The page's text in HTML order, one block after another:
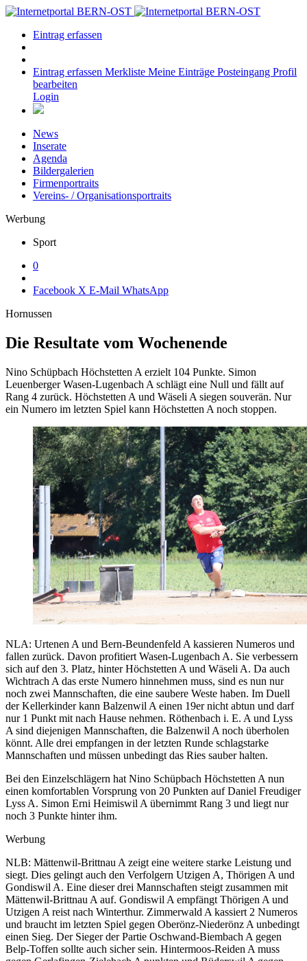
Eintrag erfassen
Eintrag erfassen Merkliste Meine Einträge Posteingang Profil
bearbeiten
Login
News
Inserate
Agenda
Bildergalerien
Firmenportraits
Vereins- / Organisationsportraits
Werbung
Sport
0
Facebook X E-Mail WhatsApp
Hornussen
Die Resultate vom Wochenende
Nino Schüpbach Höchstetten A erzielt 104 Punkte. Simon
Leuenberger Wasen-Lugenbach A schlägt eine Null und fällt auf
Rang 4 zurück. Höchstetten A und Wäseli A siegen souverän. Nur
ein Numero im letzten Spiel kann Höchstetten A noch stoppen.
NLA: Urtenen A und Bern-Beundenfeld A kassieren Numeros und
fallen zurück. Davon profitiert Wasen-Lugenbach A. Sie verbessern
sich auf den 3. Platz, hinter Höchstetten A und Wäseli A. Da auch
Wichtrach A das erste Numero hinnehmen muss, sind es nun nur
noch zwei Mannschaften, die eine saubere Weste haben. Im Duell
der Kellerkinder kann Balzenwil A einen 19er nicht abtun und darf
nur 1 Punkt mit nach Hause nehmen. Röthenbach i. E. A und Lyss
A sind diejenigen Mannschaften, die Balzenwil A noch überholen
könnt. Alle drei empfangen in der letzten Runde schlagstarke
Mannschaften und müssen unbedingt das Ries sauber halten.
Bei den Einzelschlägern hat Nino Schüpbach Höchstetten A nun
einen komfortablen Vorsprung von 20 Punkten auf Daniel Freudiger
Lyss A. Simon Erni Heimiswil A übernimmt Rang 3 und liegt nur
noch 3 Punkte hinter ihm.
Werbung
NLB: Mättenwil-Brittnau A zeigt eine weitere starke Leistung und
siegt. Dies gelingt auch den Verfolgern Utzigen A, Thörigen A und
Gondiswil A. Eine dieser drei Mannschaften steigt zusammen mit
Mättenwil-Brittnau A auf. Gondiswil A empfängt Thörigen A und
Utzigen A reist nach Winterthur. Zimmerwald A kassiert 2 Numeros
und braucht im letzten Spiel gegen Oberönz-Niederönz A unbedingt
einen Sieg. Der Sieger der Partie Oschwand-Biembach A gegen
Belp-Toffen sollte auch sicher sein. Hintermoos-Reiden A muss